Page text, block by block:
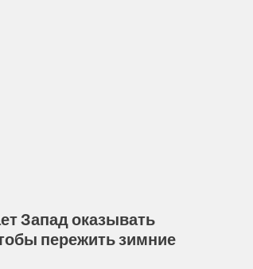
Запад оказывать
пережить зимние